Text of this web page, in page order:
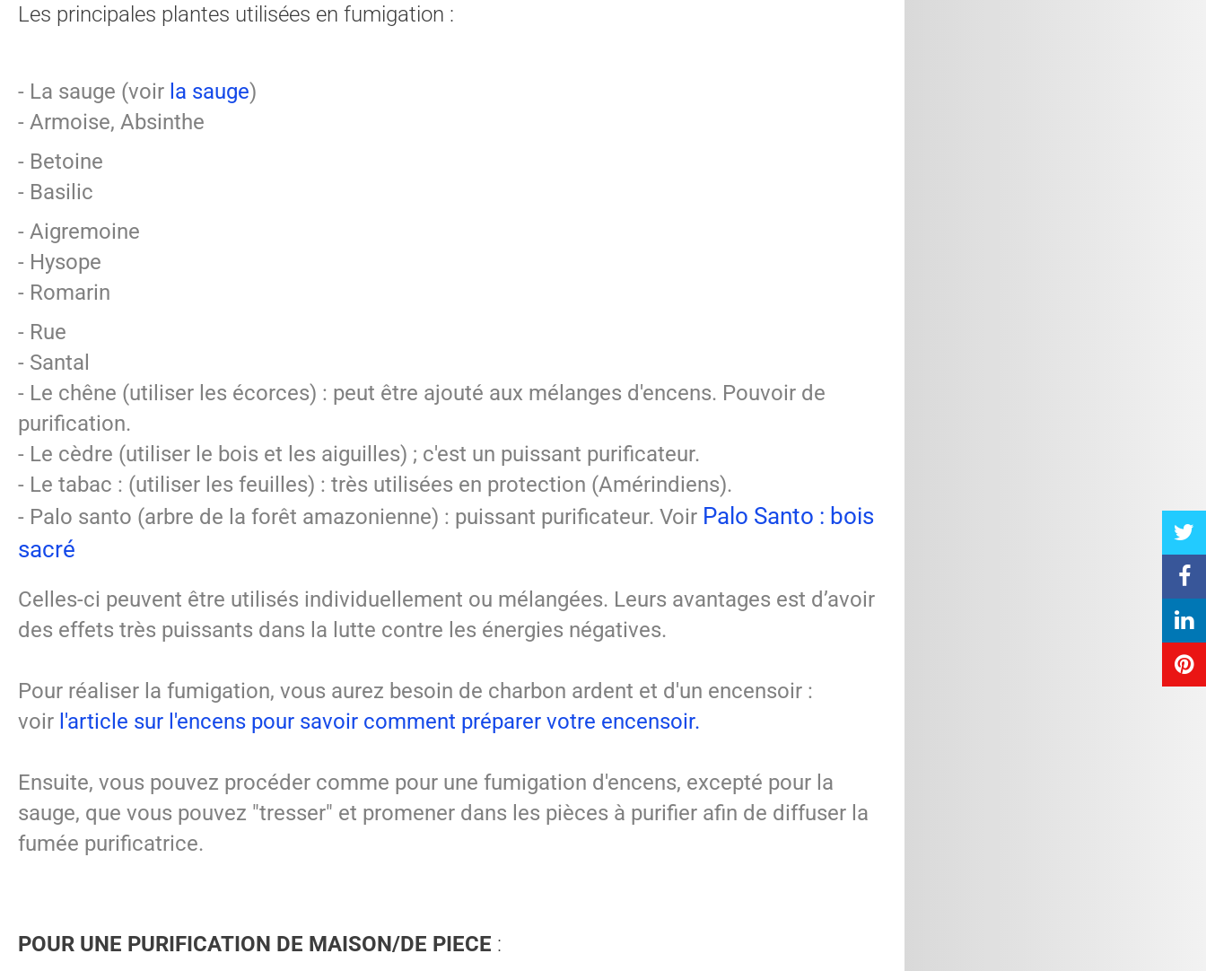
Les principales plantes utilisées en fumigation :
- La sauge (voir la sauge)
- Armoise, Absinthe
- Betoine
- Basilic
- Aigremoine
- Hysope
- Romarin
- Rue
- Santal
- Le chêne (utiliser les écorces) : peut être ajouté aux mélanges d'encens. Pouvoir de
purification.
- Le cèdre (utiliser le bois et les aiguilles) ; c'est un puissant purificateur.
- Le tabac : (utiliser les feuilles) : très utilisées en protection (Amérindiens).
- Palo santo (arbre de la forêt amazonienne) : puissant purificateur. Voir Palo Santo : bois
sacré
Celles-ci peuvent être utilisés individuellement ou mélangées. Leurs avantages est d’avoir
des effets très puissants dans la lutte contre les énergies négatives.
Pour réaliser la fumigation, vous aurez besoin de charbon ardent et d'un encensoir :
voir l'article sur l'encens pour savoir comment préparer votre encensoir.
Ensuite, vous pouvez procéder comme pour une fumigation d'encens, excepté pour la
sauge, que vous pouvez "tresser" et promener dans les pièces à purifier afin de diffuser la
fumée purificatrice.
POUR UNE PURIFICATION DE MAISON/DE PIECE :